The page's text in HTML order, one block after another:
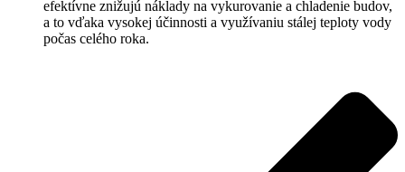
efektívne znižujú náklady na vykurovanie a chladenie budov,
a to vďaka vysokej účinnosti a využívaniu stálej teploty vody
počas celého roka.